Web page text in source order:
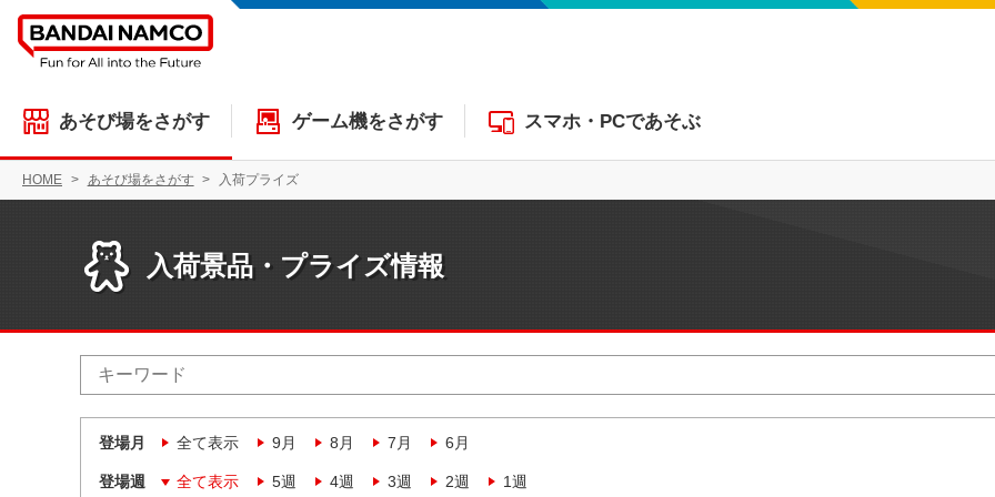
あそび場をさがす ゲーム機をさがす スマホ・PCであそぶ
HOME あそび場をさがす 入荷プライズ
入荷景品・プライズ情報
登場月 全て表示 9月 8月 7月 6月
登場週 全て表示 5週 4週 3週 2週 1週